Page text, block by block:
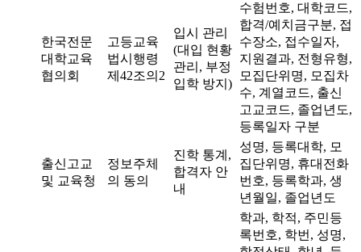
한국전문
대학교육
협의회
고등교육
법시행령
제42조의2
입시 관리
(대입 현황
관리, 부정
입학 방지)
수험번호, 대학코드,
합격/예치금구분, 접
수장소, 접수일자,
지원결과, 전형유형,
모집단위명, 모집차
수, 계열코드, 출신
고교코드, 졸업년도,
등록일자 구분
출신고교
및 교육청
정보주체
의 동의
진학 통계,
합격자 안
내
성명, 등록대학, 모
집단위명, 휴대전화
번호, 등록학과, 생
년월일, 졸업년도
학과, 학적, 주민등
록번호, 학번, 성명,